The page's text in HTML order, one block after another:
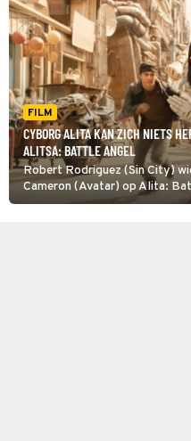
FILM
CYBORG ALITA KAN ZICH NIETS
ALITSA: BATTLE ANGEL
Robert Rodriguez (Sin City)
Cameron (Avatar) op Alita:
Kishiro’s populaire Japanse